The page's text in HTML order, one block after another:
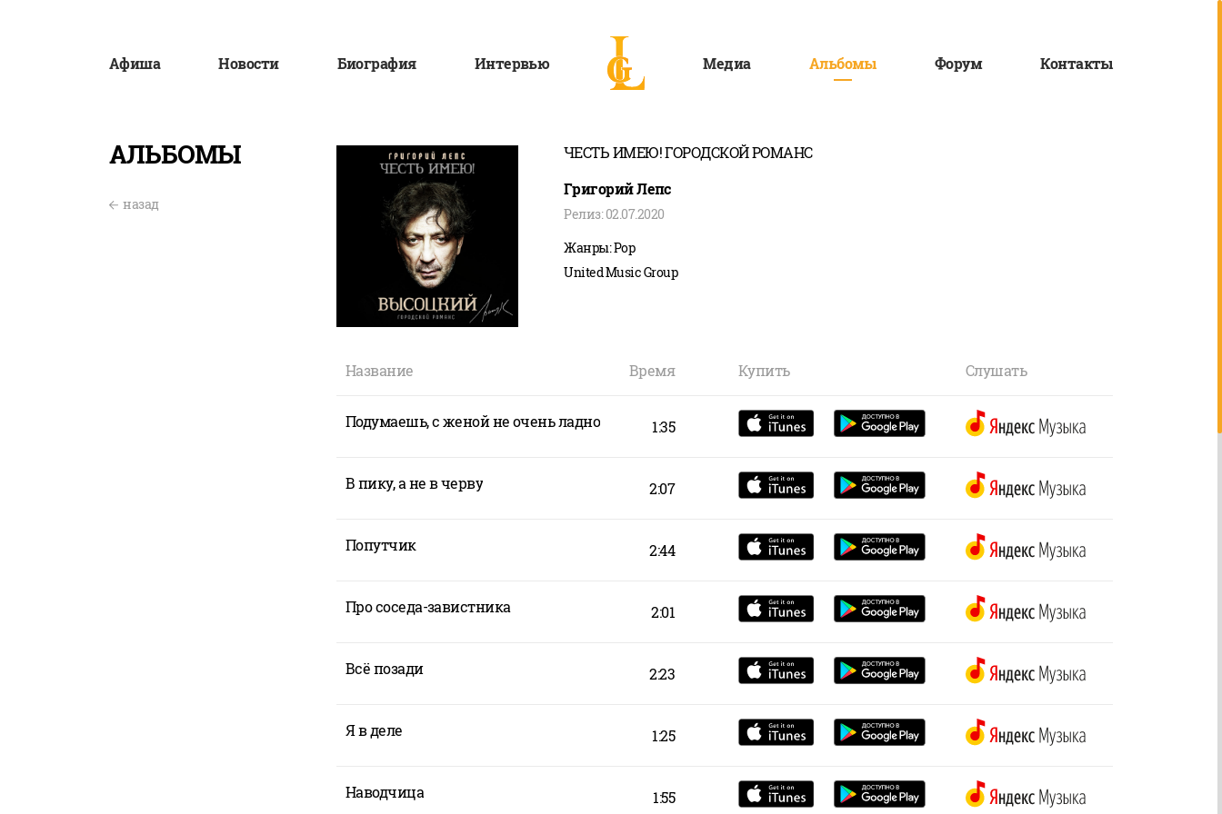
Афиша Новости Биография Интервью Медиа Альбомы Форум Контакты
АЛЬБОМЫ
назад
ЧЕСТЬ ИМЕЮ! ГОРОДСКОЙ РОМАНС
Григорий Лепс
Релиз: 02.07.2020
Жанры: Pop
United Music Group
Название Время Купить Слушать
Подумаешь, с женой не очень ладно 1:35
В пику, а не в черву 2:07
Попутчик 2:44
Про соседа-завистника 2:01
Всё позади 2:23
Я в деле 1:25
Наводчица 1:55